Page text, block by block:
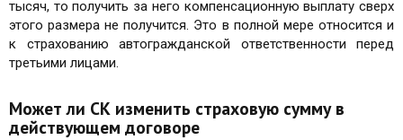
тысяч, то получить за него компенсационную выплату сверх
этого размера не получится. Это в полной мере относится и
к страхованию автогражданской ответственности перед
третьими лицами.
Может ли СК изменить страховую сумму в
действующем договоре